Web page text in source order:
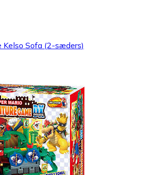
Kelso Sofa (2-sæders)